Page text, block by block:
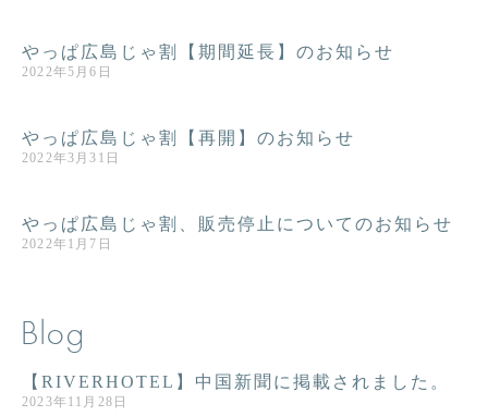
やっぱ広島じゃ割【期間延長】のお知らせ
2022年5月6日
やっぱ広島じゃ割【再開】のお知らせ
2022年3月31日
やっぱ広島じゃ割、販売停止についてのお知らせ
2022年1月7日
Blog
【RIVERHOTEL】中国新聞に掲載されました。
2023年11月28日